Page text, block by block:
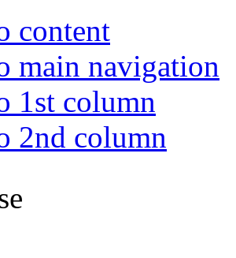
content
main navigation
1st column
2nd column